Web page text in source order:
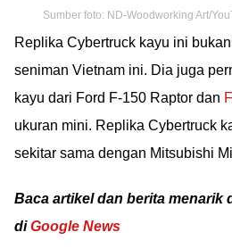
Sumber foto: ND-Woodworking Art/
Replika Cybertruck kayu ini
seniman Vietnam ini. Dia juga
kayu dari Ford F-150 Raptor dan
ukuran mini. Replika Cybertruck
sekitar sama dengan Mitsubishi
Baca artikel dan berita menarik
diGoogle News